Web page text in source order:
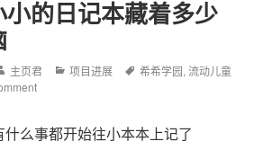
小的日记本藏着多少
Author
主页君 Categories
项目进展 Tags
希希学园,流动儿童
么事都开始往小本本上记了